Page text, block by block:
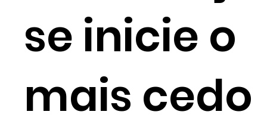
se inicie o
mais cedo